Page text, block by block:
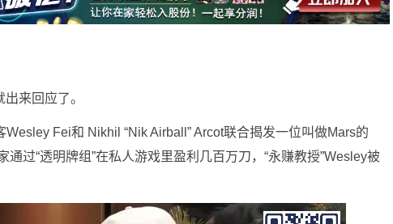
来回应了。
Fei和 Nikhil “Nik Airball” Arcot联合揭发一位叫做Mars的
过“透明牌组”在私人游戏里盈利几百万刀，“永赚教授”Wesley被